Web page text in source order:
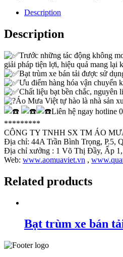
Description
Description
Trước những tác động không
giải pháp tiện lợi, hiệu quả mang lại
Bạt trùm xe bán tải được sử
Ưu điểm hàng hóa vận chuyển
Chất liệu bạt bền chắc, nguyên
Áo Mưa Việt tự hào là nhà sản
Liên hệ ngay hotline
*********
CÔNG TY TNHH SX TM ÁO
Địa chỉ: 44A Trần Bình Trọng, P.5,
Địa chỉ xưởng : 1 Võ Thị Đầy, Ấp
Web: www.aomuaviet.vn ,
Related products
Bạt trùm xe bán